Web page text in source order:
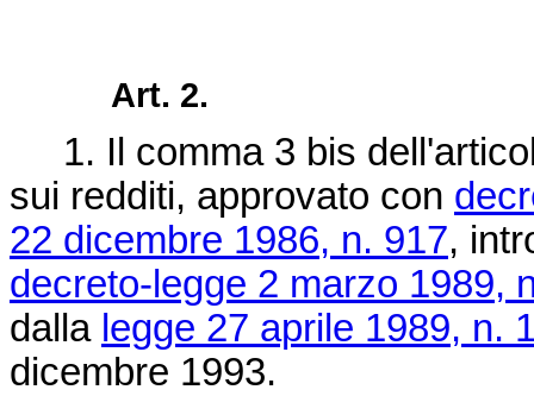
Art. 2.
1. Il comma 3 bis
sui redditi, approvato con
22 dicembre 1986, n. 917,
decreto-legge 2 marzo 1989,
dalla legge 27 aprile 1989, n.
dicembre 1993.